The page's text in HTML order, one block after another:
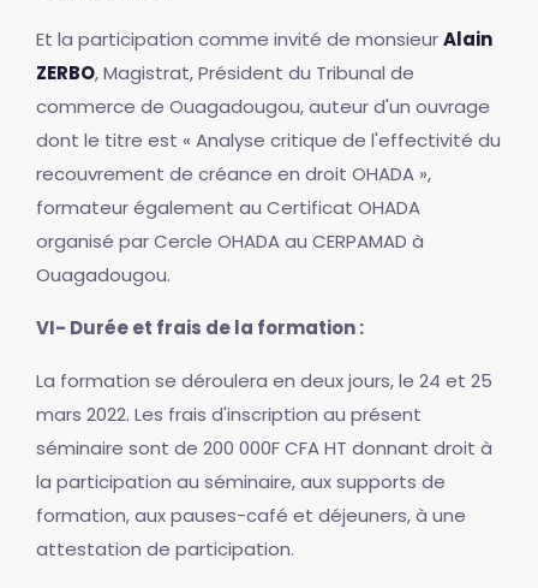
Et la participation comme invité de monsieurAlain
ZERBO, Magistrat, Président du Tribunal de
commerce de Ouagadougou, auteur d'un ouvrage
dont le titre est « Analyse critique de l'effectivité du
recouvrement de créance en droit OHADA »,
formateur également au Certificat OHADA
organisé par Cercle OHADA au CERPAMAD à
Ouagadougou.
VI- Durée et frais de la formation :
La formation se déroulera en deux jours, le 24 et 25
mars 2022. Les frais d'inscription au présent
séminaire sont de 200 000F CFA HT donnant droit à
la participation au séminaire, aux supports de
formation, aux pauses-café et déjeuners, à une
attestation de participation.